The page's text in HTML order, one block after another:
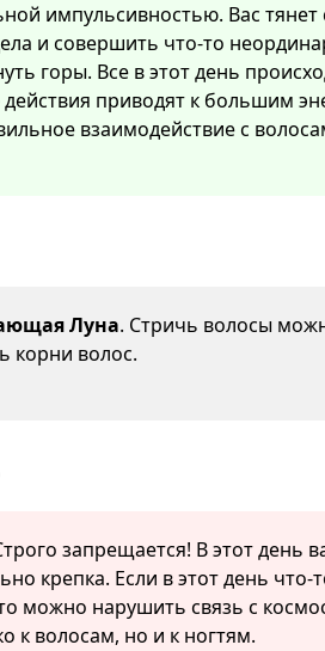
импульсивностью. Вас
и совершить что-то
горы. Все в этот день
приводят к большим
взаимодействие с
Луна. Стричь волосы
корни волос.
запрещается! В этот день
крепка. Если в этот день
можно нарушить связь с
к волосам, но и к ногтям.